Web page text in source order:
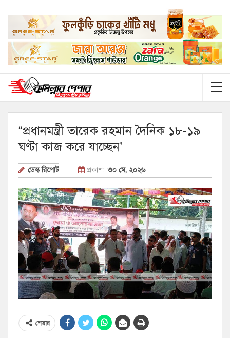
“প্রধানমন্ত্রী তারেক রহমান দৈনিক ১৮-১৯
ঘণ্টা কাজ করে যাচ্ছেন’
ডেস্ক রিপোর্ট প্রকাশ: ৩০ মে, ২০২৬
শেয়ার